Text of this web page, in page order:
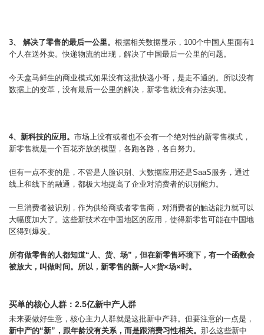
3、 解决了零售的最后一公里。 根据相关数据显示，100个中国人里面有1
个人在送外卖。快递物流的出现，解决了中国最后一公里的问题。
今天盒马鲜生的商业模式如果没有这批快递小哥，是走不通的。所以没有
数据上的变革，没有最后一公里的解决，新零售就没有办法实现。
4、新科技的应用。 市场上没有或者也不会有一个绝对性的新零售模式，
新零售就是一个百花齐放的模型，各跑各路，各自努力。
但有一点不变的是，不管是人脸识别、大数据应用还是SaaS服务，通过
线上和线下的融通，都极大地提高了企业对消费者的识别能力。
一旦消费者被识别，作为供给商或者零售商，对消费者的触达能力就可以
大幅度加大了。这些新技术在中国地区的应用，使得新零售可能在中国地
区得到爆发。
所有做零售的人都知道“人、货、场”，但在新零售环境下，有一个函数会
被放大，叫做时间。所以，新零售的新=人×货×场×时。
买单的核心人群：2.5亿新中产人群
未来要做好生意，核心主力人群就是这批新中产群。但要注意的一点是，
新中产的“新”，跟年龄没有关系，而是跟消费习性相关。 那么这些新中